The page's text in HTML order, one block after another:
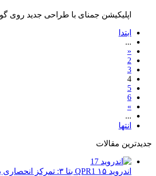
اپلیکیشن جمنای با طراحی جدید
ابتدا
...
«
2
3
4
5
6
»
...
انتها
جدیدترین مقالات
اندروید ۱۵ QPR1 بتا ۳: تمرکز انحصاری بر پایداری و رفع اشکالات